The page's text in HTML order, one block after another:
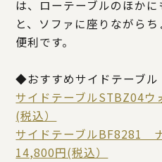
は、ローテーブルのほか
と、ソファに座りながらち
便利です。
◆おすすめサイドテーブル
サイドテーブルSTBZ04
(税込）
サイドテーブルBF8281
14,800円(税込）